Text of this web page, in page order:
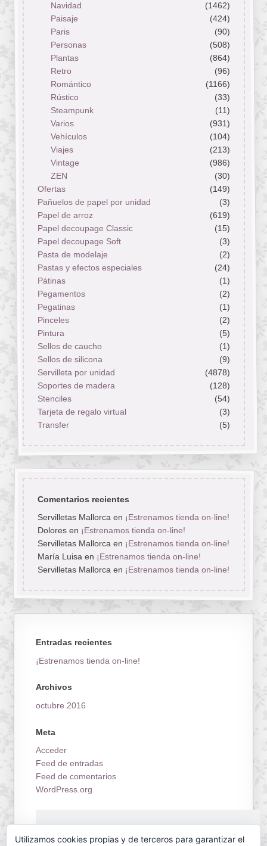
Navidad
(1462)
Paisaje
(424)
Paris
(90)
Personas
(508)
Plantas
(864)
Retro
(96)
Romántico
(1166)
Rústico
(33)
Steampunk
(11)
Varios
(931)
Vehículos
(104)
Viajes
(213)
Vintage
(986)
ZEN
(30)
Ofertas
(149)
Pañuelos de papel por unidad
(3)
Papel de arroz
(619)
Papel decoupage Classic
(15)
Papel decoupage Soft
(3)
Pasta de modelaje
(2)
Pastas y efectos especiales
(24)
Pátinas
(1)
Pegamentos
(2)
Pegatinas
(1)
Pinceles
(2)
Pintura
(5)
Sellos de caucho
(1)
Sellos de silicona
(9)
Servilleta por unidad
(4878)
Soportes de madera
(128)
Stenciles
(54)
Tarjeta de regalo virtual
(3)
Transfer
(5)
Comentarios recientes
Servilletas Mallorcaen ¡Estrenamos tienda on-line!
Doloresen ¡Estrenamos tienda on-line!
Servilletas Mallorcaen ¡Estrenamos tienda on-line!
María Luisaen ¡Estrenamos tienda on-line!
Servilletas Mallorcaen ¡Estrenamos tienda on-line!
Entradas recientes
¡Estrenamos tienda on-line!
Archivos
octubre 2016
Meta
Acceder
Feed de entradas
Feed de comentarios
WordPress.org
Utilizamos cookies propias y de terceros para garantizar el